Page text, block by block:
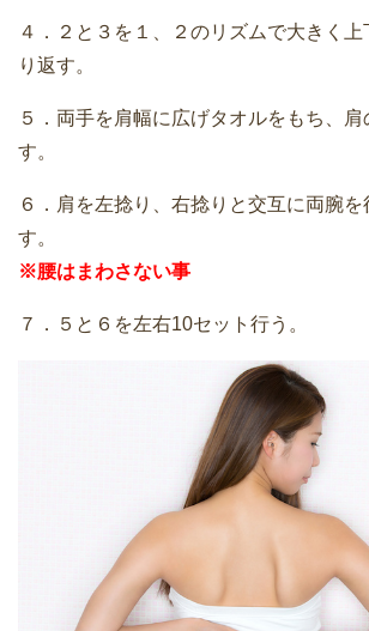
４．２と３を１、２のリズムで大きく
り返す。
５．両手を肩幅に広げタオルをもち、肩
す。
６．肩を左捻り、右捻りと交互に両腕を
す。
※腰はまわさない事
７．５と６を左右10セット行う。